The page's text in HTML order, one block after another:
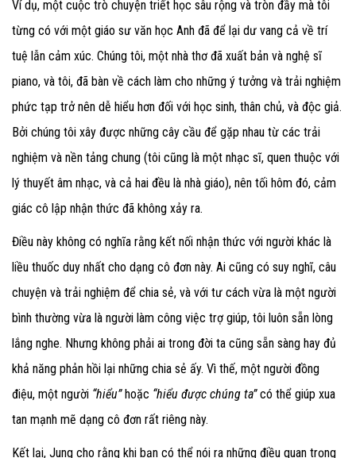
Ví dụ, một cuộc trò chuyện triết học sâu rộng và tròn đầy mà tôi
từng có với một giáo sư văn học Anh đã để lại dư vang cả về trí
tuệ lẫn cảm xúc. Chúng tôi, một nhà thơ đã xuất bản và nghệ sĩ
piano, và tôi, đã bàn về cách làm cho những ý tưởng và trải nghiệm
phức tạp trở nên dễ hiểu hơn đối với học sinh, thân chủ, và độc giả.
Bởi chúng tôi xây được những cây cầu để gặp nhau từ các trải
nghiệm và nền tảng chung (tôi cũng là một nhạc sĩ, quen thuộc với
lý thuyết âm nhạc, và cả hai đều là nhà giáo), nên tối hôm đó, cảm
giác cô lập nhận thức đã không xảy ra.
Điều này không có nghĩa rằng kết nối nhận thức với người khác là
liều thuốc duy nhất cho dạng cô đơn này. Ai cũng có suy nghĩ, câu
chuyện và trải nghiệm để chia sẻ, và với tư cách vừa là một người
bình thường vừa là người làm công việc trợ giúp, tôi luôn sẵn lòng
lắng nghe. Nhưng không phải ai trong đời ta cũng sẵn sàng hay đủ
khả năng phản hồi lại những chia sẻ ấy. Vì thế, một người đồng
điệu, một người “hiểu”hoặc “hiểu được chúng ta”có thể giúp xua
tan mạnh mẽ dạng cô đơn rất riêng này.
Kết lại, Jung cho rằng khi bạn có thể nói ra những điều quan trọng